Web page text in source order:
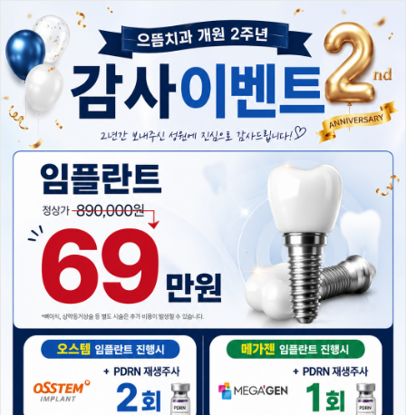
24 시간 동안 다시 열람하지 않습니다. 닫기
청주으뜸치과 소개
의료진 소개
단계별 마취 시스템
진료 항목
치료 케이스
진료시간 / 오시는길